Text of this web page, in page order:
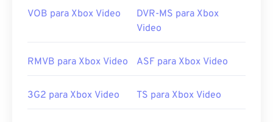
https://en.wikipedia.org/wiki/Audio_Video_Interleave
VOB para Xbox Video
DVR-MS para Xbox
Video
RMVB para Xbox Video ASF para Xbox Video
3G2 para Xbox Video TS para Xbox Video